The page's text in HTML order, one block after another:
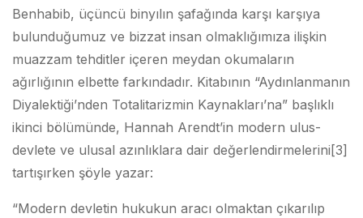
Benhabib, üçüncü binyılın şafağında karşı karşıya
bulunduğumuz ve bizzat insan olmaklığımıza ilişkin
muazzam tehditler içeren meydan okumaların
ağırlığının elbette farkındadır. Kitabının “Aydınlanmanın
Diyalektiği’nden Totalitarizmin Kaynakları’na” başlıklı
ikinci bölümünde, Hannah Arendt’in modern ulus-
devlete ve ulusal azınlıklara dair değerlendirmelerini [3]
tartışırken şöyle yazar:
“Modern devletin hukukun aracı olmaktan çıkarılıp